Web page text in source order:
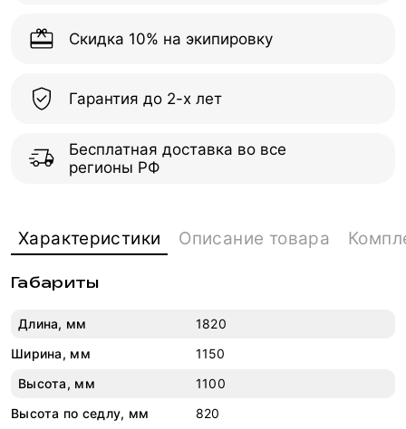
Скидка 10% на экипировку
Гарантия до 2-х лет
Бесплатная доставка во все
регионы РФ
Характеристики Описание товара
Габариты
Длина, мм
1820
Ширина, мм
1150
Высота, мм
1100
Высота по седлу, мм
820